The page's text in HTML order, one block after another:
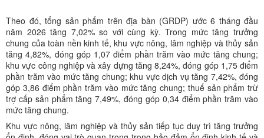
Theo đó, tổng sản phẩm trên địa bàn (GRDP) ước 6 tháng đầu
năm 2026 tăng 7,02% so với cùng kỳ. Trong mức tăng trưởng
chung của toàn nền kinh tế, khu vực nông, lâm nghiệp và thủy sản
tăng 4,82%, đóng góp 1,07 điểm phần trăm vào mức tăng chung;
khu vực công nghiệp và xây dựng tăng 8,24%, đóng góp 1,75 điểm
phần trăm vào mức tăng chung; khu vực dịch vụ tăng 7,42%, đóng
góp 3,86 điểm phần trăm vào mức tăng chung; thuế sản phẩm trừ
trợ cấp sản phẩm tăng 7,49%, đóng góp 0,34 điểm phần trăm vào
mức tăng chung.
Khu vực nông, lâm nghiệp và thủy sản tiếp tục duy trì tăng trưởng